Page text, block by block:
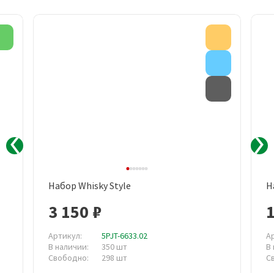
Набор Whisky Style
3 150 ₽
Артикул:
5PJT-6633.02
В наличии:
350 шт
Свободно:
298 шт
В